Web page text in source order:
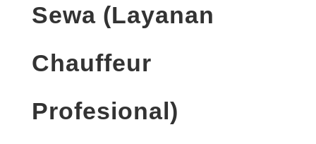
Sewa (Layanan
Chauffeur
Profesional)